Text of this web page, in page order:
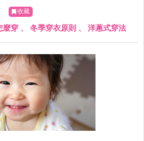
，媽媽又趕緊幫孩子套上外套，就這
來回不下5～6次，旁人看了都累了。
收藏
麼穿 、 冬季穿衣原則 、 洋蔥式穿法